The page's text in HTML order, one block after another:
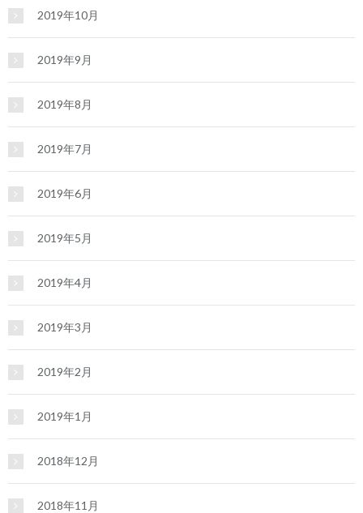
2019年10月
2019年9月
2019年8月
2019年7月
2019年6月
2019年5月
2019年4月
2019年3月
2019年2月
2019年1月
2018年12月
2018年11月